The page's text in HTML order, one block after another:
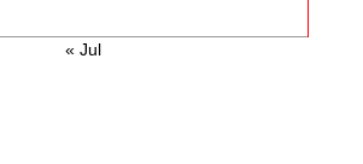
« Jul